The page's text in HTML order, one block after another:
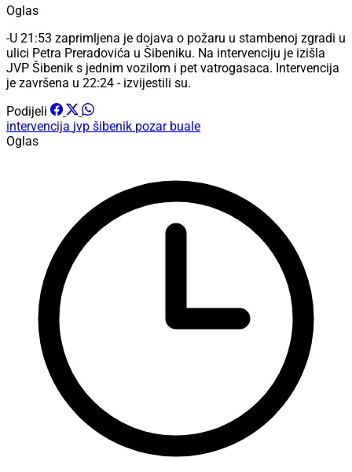
Oglas
-U 21:53 zaprimljena je dojava o požaru u stambenoj zgradi u
ulici Petra Preradovića u Šibeniku. Na intervenciju je izišla
JVP Šibenik s jednim vozilom i pet vatrogasaca. Intervencija
je završena u 22:24 - izvijestili su.
Podijeli
intervencija jvp šibenik pozar buale
Oglas